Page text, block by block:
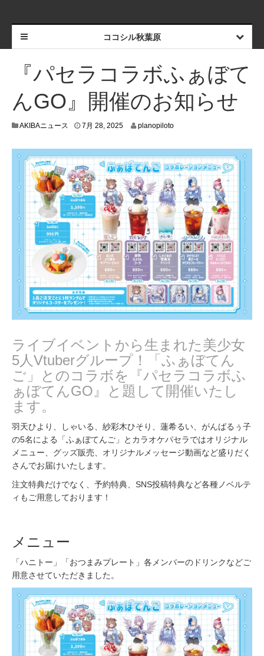
ココシル秋葉原
『パセラコラボふぁぼて
んGO』開催のお知らせ
AKIBAニュース 7月 28, 20257
5
,
2
0
2
planopiloto
ライブイベントから生まれた美少女
5人Vtuberグループ！「ふぁぼてん
ご」とのコラボを『パセラコラボふ
ぁぼてんGO』と題して開催いたし
ます。
羽天ひより、しゃいる、紗彩木ひそり、蓮希るい、がんばるぅ子
の5名による「ふぁぼてんご」とカラオケパセラではオリジナル
メニュー、グッズ販売、オリジナルメッセージ動画など盛りだく
さんでお届けいたします。
注文特典だけでなく、予約特典、SNS投稿特典など各種ノベルテ
ィもご用意しております！
メニュー
「ハニトー」「おつまみプレート」各メンバーのドリンクなどご
用意させていただきました。